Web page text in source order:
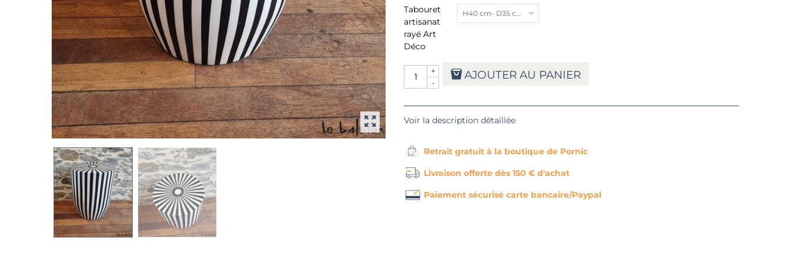
Tabouret
artisanat
rayé Art
Déco
H40 cm- D35 cm
-
+ AJOUTER AU PANIER
Voir la description détaillée
Retrait gratuit à la boutique de Pornic
Livraison offerte dès 150 € d'achat
Paiement sécurisé carte bancaire/Paypal